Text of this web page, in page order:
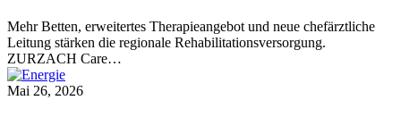
Mehr Betten, erweitertes Therapieangebot und neue chefärztliche
Leitung stärken die regionale Rehabilitationsversorgung.
ZURZACH Care…
Mai 26, 2026